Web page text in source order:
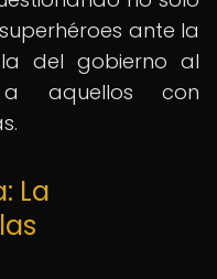
ante la
del gobierno al
aquellos con
La